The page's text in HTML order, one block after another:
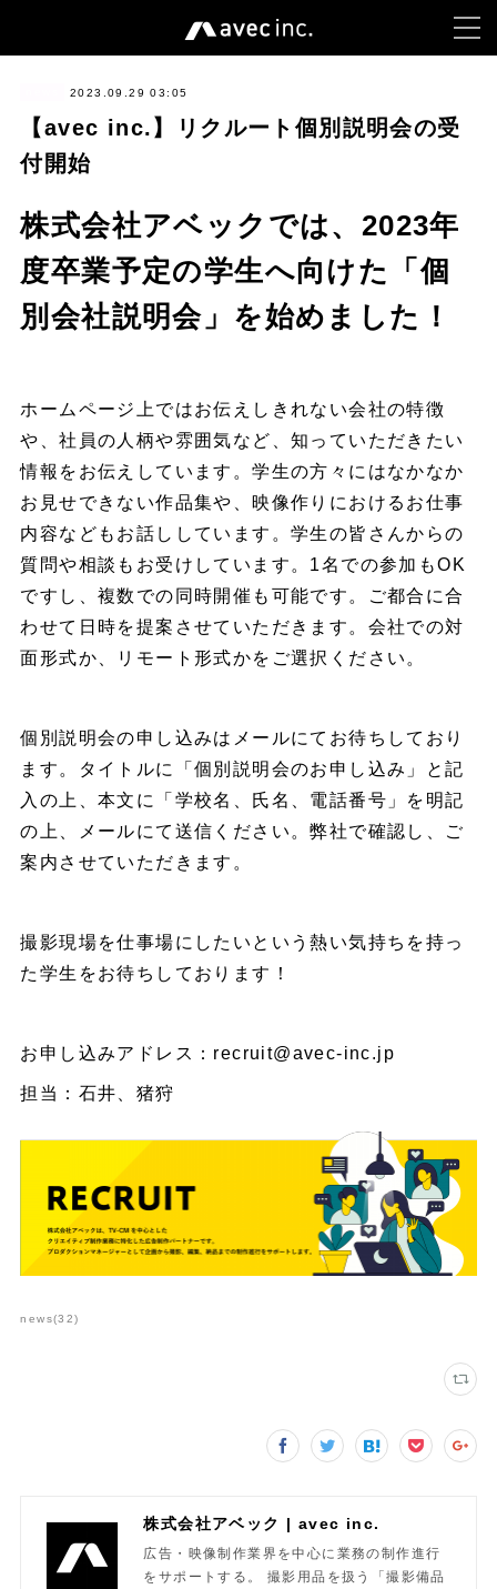
2023.09.29 03:05
【avec inc.】リクルート個別説明会の受
付開始
株式会社アベックでは、2023年
度卒業予定の学生へ向けた「個
別会社説明会」を始めました！
ホームページ上ではお伝えしきれない会社の特徴
や、社員の人柄や雰囲気など、知っていただきたい
情報をお伝えしています。学生の方々にはなかなか
お見せできない作品集や、映像作りにおけるお仕事
内容などもお話ししています。学生の皆さんからの
質問や相談もお受けしています。1名での参加もOK
ですし、複数での同時開催も可能です。ご都合に合
わせて日時を提案させていただきます。会社での対
面形式か、リモート形式かをご選択ください。
個別説明会の申し込みはメールにてお待ちしており
ます。タイトルに「個別説明会のお申し込み」と記
入の上、本文に「学校名、氏名、電話番号」を明記
の上、メールにて送信ください。弊社で確認し、ご
案内させていただきます。
撮影現場を仕事場にしたいという熱い気持ちを持っ
た学生をお待ちしております！
お申し込みアドレス：recruit@avec-inc.jp
担当：石井、猪狩
news(32)
株式会社アベック | avec inc.
広告・映像制作業界を中心に業務の制作進行
をサポートする。 撮影用品を扱う「撮影備品